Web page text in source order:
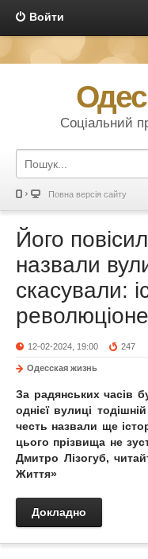
Войти
Соціальний
Повна версія сайту
Його
назвали
скасували:
12-02-2024, 19:00 247
Одесская жизнь
За радянських часів
однієї вулиці
честь назвали ще
цього прізвища не
Дмитро Лізогуб,
Життя»
Докладно